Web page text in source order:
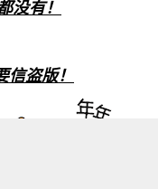
没有！
盗版！